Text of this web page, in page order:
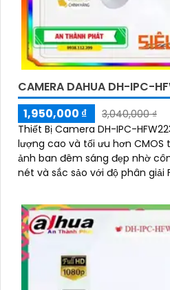
CAMERA DAHUA DH-IPC-
1,950,000 ₫
3,040,000 ₫
Thiết Bị Camera DH-IPC-
lượng cao và tối ưu hơn CMOS thông thường.
ảnh ban đêm sáng đẹp nhờ
nét và sắc sảo với độ phân giải